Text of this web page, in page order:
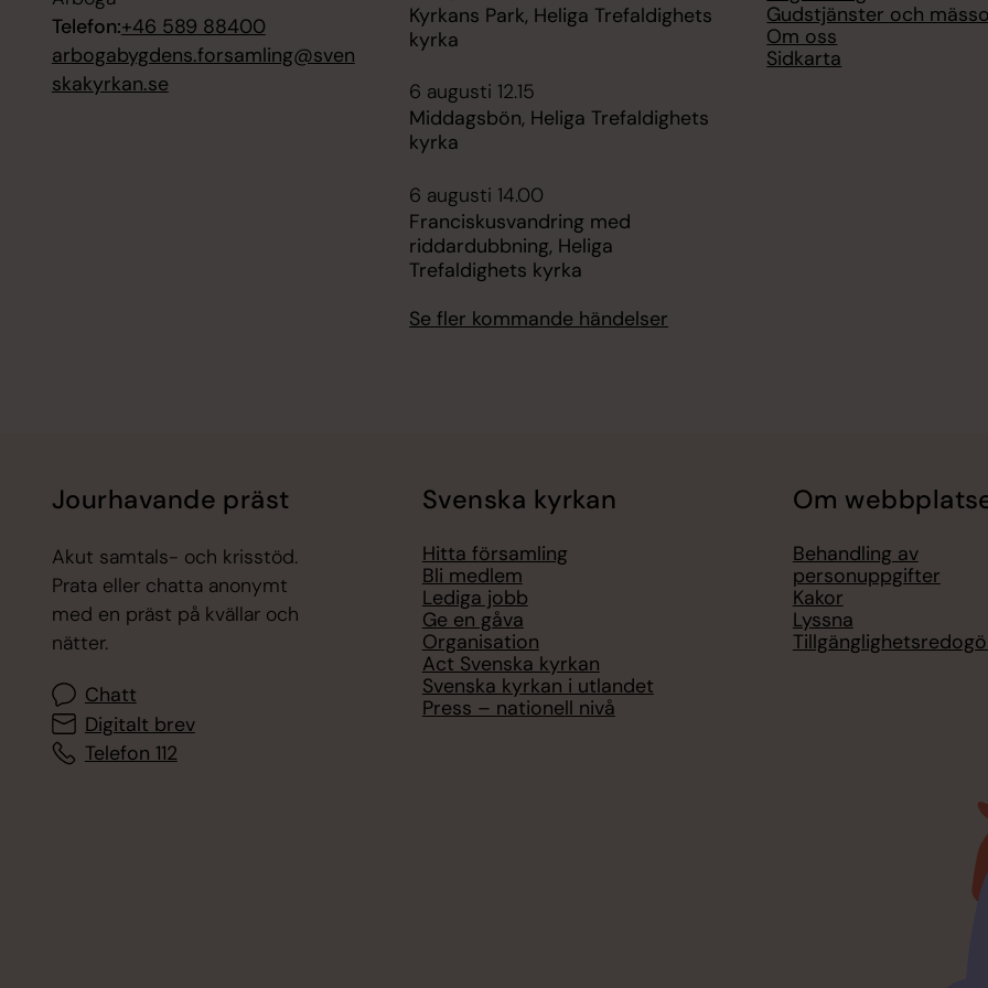
Telefon:+46 589 88400
arbogabygdens.forsamling@sven
skakyrkan.se
Kyrkans Park, Heliga Trefaldighets
kyrka
6 augusti 12.15
Middagsbön, Heliga Trefaldighets
kyrka
6 augusti 14.00
Franciskusvandring med
riddardubbning, Heliga
Trefaldighets kyrka
Se fler kommande händelser
Gudstjänster och
Om oss
Sidkarta
Jourhavande präst
Akut samtals- och krisstöd.
Prata eller chatta anonymt
med en präst på kvällar och
nätter.
Chatt
Digitalt brev
Telefon 112
Svenska kyrkan
Hitta församling
Bli medlem
Lediga jobb
Ge en gåva
Organisation
Act Svenska kyrkan
Svenska kyrkan i utlandet
Press – nationell nivå
Om
Behandling av
personuppgifter
Kakor
Lyssna